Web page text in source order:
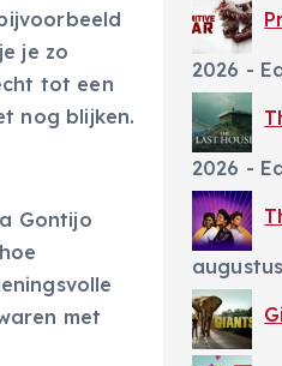
je zo
tot een
nog blijken.
Gontijo
met
2026 -
2026 -